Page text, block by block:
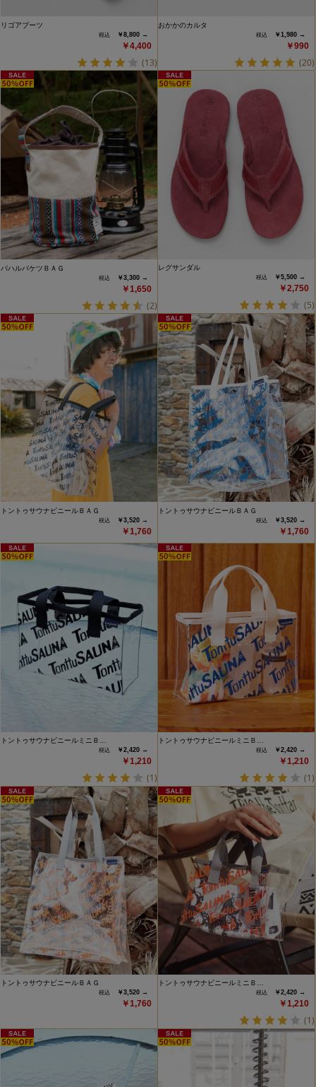
リゴアブーツ
￥8,800 →
￥4,400
(13)
おかかのカルタ
￥1,980 →
￥990
(20)
パハルバケツＢＡＧ
￥3,300 →
￥1,650
(2)
レグサンダル
￥5,500 →
￥2,750
(5)
トントゥサウナビニールＢＡＧ
￥3,520 →
￥1,760
トントゥサウナビニールＢＡＧ
￥3,520 →
￥1,760
トントゥサウナビニールミニＢ…
￥2,420 →
￥1,210
(1)
トントゥサウナビニールミニＢ…
￥2,420 →
￥1,210
(1)
トントゥサウナビニールＢＡＧ
￥3,520 →
￥1,760
トントゥサウナビニールミニＢ…
￥2,420 →
￥1,210
(1)